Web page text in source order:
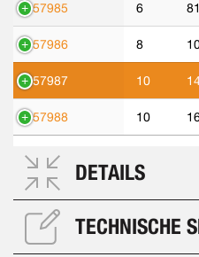
557985 6 81
557986 8
557987 10
557988 10
DETAILS
TECHNISCHE